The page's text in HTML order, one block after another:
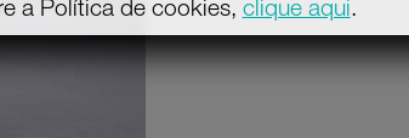
a Política de cookies, clique aqui